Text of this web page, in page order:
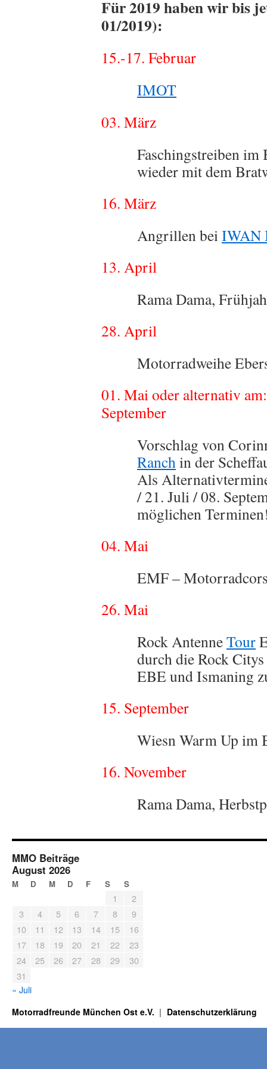
Für 2019 haben wir bis
01/2019):
15.-17. Februar
IMOT
03. März
Faschingstreiben
wieder mit dem
16. März
Angrillen beiIWAN
13. April
Rama Dama,
28. April
Motorradweihe
01. Mai oder alternativ
September
Vorschlag von
Ranchin der
Als
/ 21. Juli / 08.
möglichen
04. Mai
EMF –
26. Mai
Rock AntenneTour
durch die Rock
EBE und Ismaning
15. September
Wiesn Warm Up im
16. November
Rama Dama,
MMO Beiträge
August 2026
M D M D F S S
1
2
3
4 5 6 7 8
9
10
11 12 13 14 15
16
17
18 19 20 21 22
23
24
25 26 27 28 29
30
31
« Juli
Motorradfreunde München Ost e.V. Datenschutzerklärung